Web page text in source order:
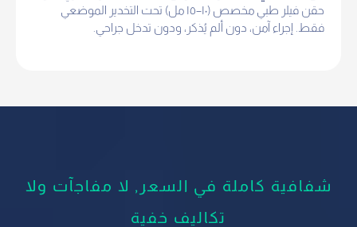
حقن فيلر طبي مخصص (١٠–١٥ مل) تحت التخدير الموضعي
فقط. إجراء آمن، دون ألم يُذكر، ودون تدخل جراحي.
شفافية كاملة في السعر, لا مفاجآت ولا
تكاليف خفية